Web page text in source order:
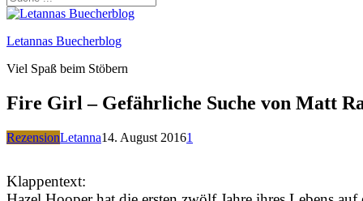
Letannas Buecherblog
Viel Spaß beim Stöbern
Fire Girl – Gefährliche Suche von Matt
RezensionLetanna14. August 20161
Klappentext: